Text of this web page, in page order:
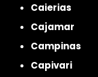
Caierias
Cajamar
Campinas
Capivari